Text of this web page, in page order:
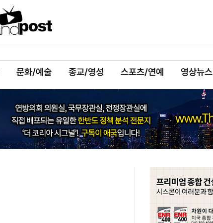
문화/예술 종교/영성 스포츠/연예 영상뉴스